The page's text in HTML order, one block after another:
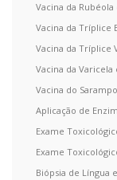
Vacina da
Vacina da Tríplice
Vacina da Tríplice
Vacina da
Vacina do
Aplicação de
Exame
Exame
Biópsia de Língua